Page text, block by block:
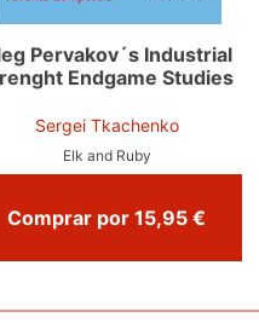
Pervakov´s Industrial
Endgame Studies
Sergei Tkachenko
Elk and Ruby
Comprar por 15,95 €